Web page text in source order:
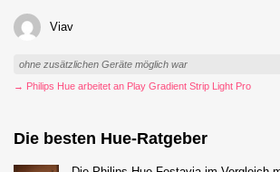
Viav
ohne zusätzlichen Geräte möglich war
→ Philips Hue arbeitet an Play Gradient Strip Light Pro
Die besten Hue-Ratgeber